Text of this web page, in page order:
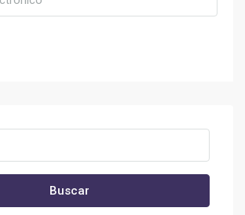
Buscar